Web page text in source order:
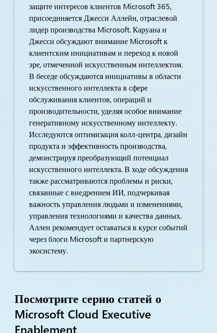
защите интересов клиентов Microsoft 365,
присоединяется Джесси Аллейн, отраслевой
лидер производства Microsoft. Каруана и
Джесси обсуждают внимание Microsoft к
клиентским инициативам и переход к новой
эре, отмеченной искусственным интеллектом.
В беседе обсуждаются инициативы в области
искусственного интеллекта в сфере
обслуживания клиентов, операций и
производительности, уделяя особое внимание
генеративному искусственному интеллекту.
Исследуются оптимизация колл-центра, дизайн
продукта и эффективность производства,
демонстрируя преобразующий потенциал
искусственного интеллекта. В ходе обсуждения
также рассматриваются проблемы и риски,
связанные с внедрением ИИ, подчеркивая
важность управления людьми и изменениями,
управления технологиями и качества данных.
Аллен рекомендует оставаться в курсе событий
через блоги Microsoft и партнерскую
экосистему.
Посмотрите серию статей о
Microsoft Cloud Executive
Enablement